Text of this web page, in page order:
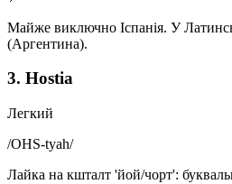
Майже виключно Іспанія. У
(Аргентина).
3. Hostia
Легкий
/OHS-tyah/
Лайка на кшталт 'йой/чорт':